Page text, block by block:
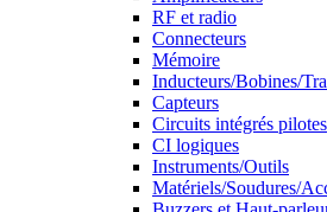
RF et radio
Connecteurs
Mémoire
Inducteurs/Bobines/
Capteurs
Circuits intégrés pilotes
CI logiques
Instruments/Outils
Matériels/Soudures/